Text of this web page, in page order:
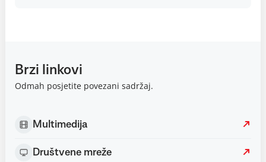
Brzi linkovi
Odmah posjetite povezani sadržaj.
Multimedija
Društvene mreže